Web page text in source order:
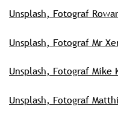
Unsplash, Fotograf
Unsplash, Fotograf Mr
Unsplash, Fotograf Mike
Unsplash, Fotograf